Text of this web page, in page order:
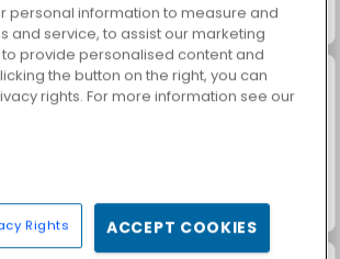
Trollface Quest: USA 2
Masha and the Bear: Meadows
personal information to measure and
and service, to assist our marketing
provide personalised content and
the button on the right, you can
rights. For more information see our
Rights ACCEPT COOKIES